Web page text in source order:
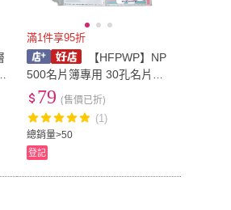
滿1件享95折
【HFPWP】NP
500名片簿專用 30孔名片簿
內頁 環保材質 10張入 /包 N
P500-IN(台灣製)
總銷量>50
79 (售價已折)
(1)
登記